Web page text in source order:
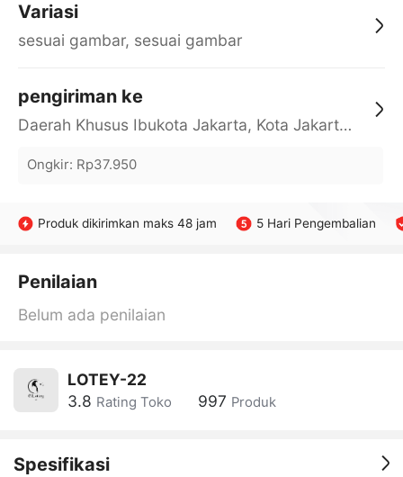
Variasi
sesuai gambar, sesuai gambar
pengiriman ke
Daerah Khusus Ibukota Jakarta, Kota Jakarta Barat, Cengkareng, yy
Ongkir: Rp37.950
Produk dikirimkan maks 48 jam 5 Hari Pengembalian
Penilaian
Belum ada penilaian
LOTEY-22
3.8 Rating Toko 997 Produk
Spesifikasi